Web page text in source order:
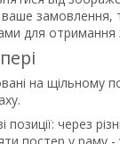
для отримання
на
позиції: через